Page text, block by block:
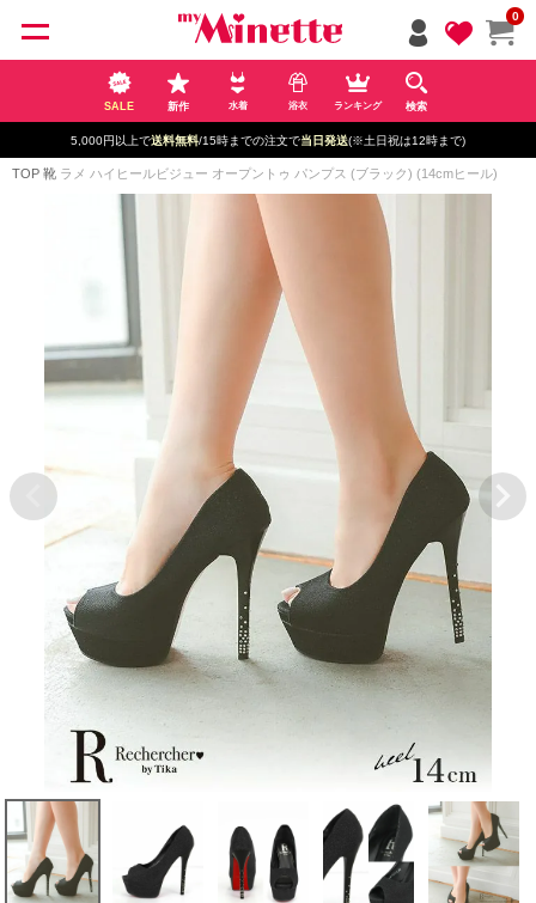
0
SALE 新作 水着 浴衣 ランキング 検索
5,000円以上で送料無料/15時までの注文で当日発送(※土日祝は12時まで)
TOP 靴 ラメ ハイヒールビジュー オープントゥ パンプス (ブラック) (14cmヒール)
ペー
ジト
ップ